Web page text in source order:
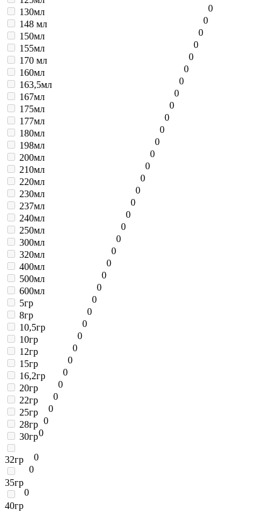
0
130мл
0
148 мл
0
150мл
0
155мл
0
170 мл
0
160мл
0
163,5мл
0
167мл
0
175мл
0
177мл
0
180мл
0
198мл
0
200мл
0
210мл
0
220мл
0
230мл
0
237мл
0
240мл
0
250мл
0
300мл
0
320мл
0
400мл
0
500мл
0
600мл
0
5гр
0
8гр
0
10,5гр
0
10гр
0
12гр
0
15гр
0
16,2гр
0
20гр
0
22гр
0
25гр
0
28гр
0
30гр
0
32гр
0
35гр
0
40гр